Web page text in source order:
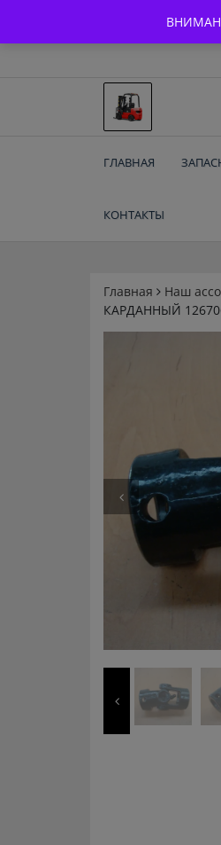
content
ГЛАВНАЯ
КОНТАКТЫ
Главная Наш
КАРДАННЫЙ